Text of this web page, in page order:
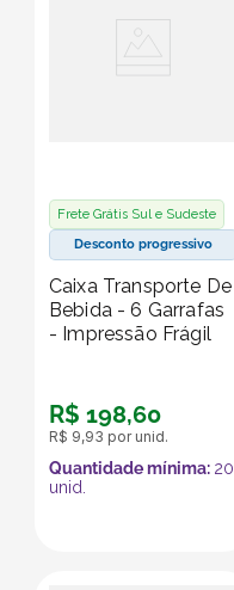
Frete Grátis Sul e Sudeste
Desconto progressivo
Caixa Transporte De
Bebida - 6 Garrafas
- Impressão Frágil
R$ 198,60
R$ 9,93 por unid.
Quantidade mínima: 20
unid.